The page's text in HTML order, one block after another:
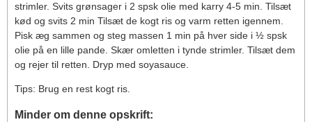
strimler. Svits grønsager i 2 spsk olie med karry 4-5 min. Tilsæt
kød og svits 2 min Tilsæt de kogt ris og varm retten igennem.
Pisk æg sammen og steg massen 1 min på hver side i ½ spsk
olie på en lille pande. Skær omletten i tynde strimler. Tilsæt dem
og rejer til retten. Dryp med soyasauce.
Tips: Brug en rest kogt ris.
Minder om denne opskrift: